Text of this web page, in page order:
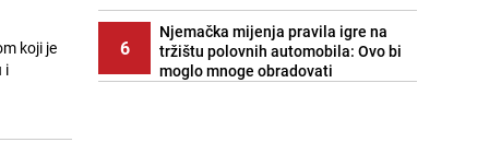
koji je
i
6
Njemačka mijenja pravila igre na
tržištu polovnih automobila: Ovo bi
moglo mnoge obradovati